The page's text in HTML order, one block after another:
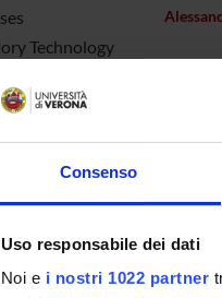
Consenso
Uso responsabile dei dati
Noi e i nostri 1022 partner
Technology
&